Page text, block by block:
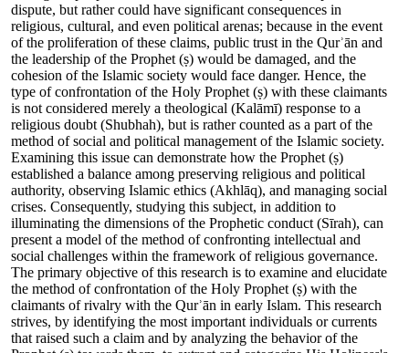
dispute, but rather could have significant consequences in
religious, cultural, and even political arenas; because in the event
of the proliferation of these claims, public trust in the Qurʾān and
the leadership of the Prophet (ṣ) would be damaged, and the
cohesion of the Islamic society would face danger. Hence, the
type of confrontation of the Holy Prophet (ṣ) with these claimants
is not considered merely a theological (Kalāmī) response to a
religious doubt (Shubhah), but is rather counted as a part of the
method of social and political management of the Islamic society.
Examining this issue can demonstrate how the Prophet (ṣ)
established a balance among preserving religious and political
authority, observing Islamic ethics (Akhlāq), and managing social
crises. Consequently, studying this subject, in addition to
illuminating the dimensions of the Prophetic conduct (Sīrah), can
present a model of the method of confronting intellectual and
social challenges within the framework of religious governance.
The primary objective of this research is to examine and elucidate
the method of confrontation of the Holy Prophet (ṣ) with the
claimants of rivalry with the Qurʾān in early Islam. This research
strives, by identifying the most important individuals or currents
that raised such a claim and by analyzing the behavior of the